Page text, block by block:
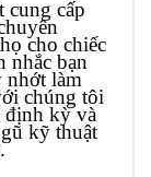
cấp
cho chiếc
nhắc bạn
nhớt làm
chúng tôi
định kỳ và
kỹ thuật